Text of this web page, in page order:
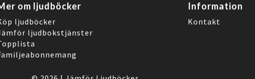
om ljudböcker
ljudböcker
ljudbokstjänster
Information
Kontakt